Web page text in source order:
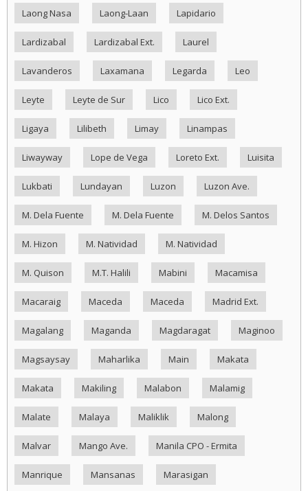
Laong Nasa Laong-Laan Lapidario
Lardizabal Lardizabal Ext. Laurel
Lavanderos Laxamana Legarda Leo
Leyte Leyte de Sur Lico Lico Ext.
Ligaya Lilibeth Limay Linampas
Liwayway Lope de Vega Loreto Ext. Luisita
Lukbati Lundayan Luzon Luzon Ave.
M. Dela Fuente M. Dela Fuente M. Delos Santos
M. Hizon M. Natividad M. Natividad
M. Quison M.T. Halili Mabini Macamisa
Macaraig Maceda Maceda Madrid Ext.
Magalang Maganda Magdaragat Maginoo
Magsaysay Maharlika Main Makata
Makata Makiling Malabon Malamig
Malate Malaya Maliklik Malong
Malvar Mango Ave. Manila CPO - Ermita
Manrique Mansanas Marasigan